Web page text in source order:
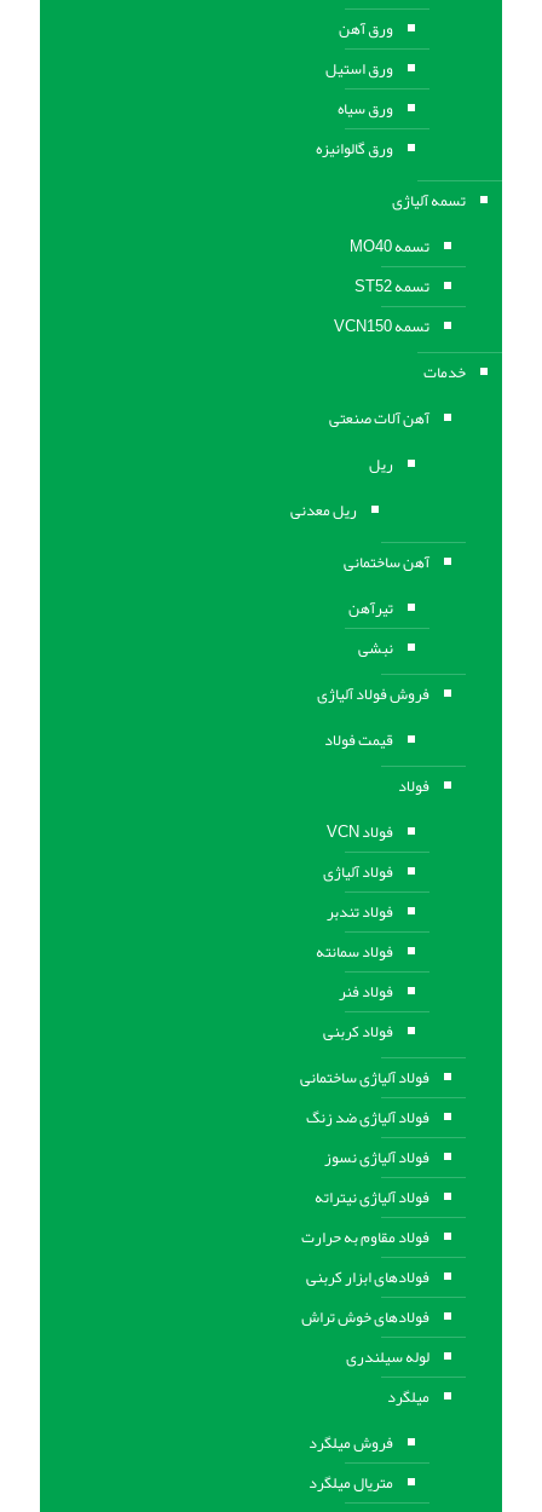
ورق آهن
ورق استیل
ورق سیاه
ورق گالوانیزه
تسمه آلیاژی
تسمه MO40
تسمه ST52
تسمه VCN150
خدمات
آهن آلات صنعتی
ریل
ریل معدنی
آهن ساختمانی
تیرآهن
نبشی
فروش فولاد آلیاژی
قیمت فولاد
فولاد
فولاد VCN
فولاد آلیاژی
فولاد تندبر
فولاد سمانته
فولاد فنر
فولاد کربنی
فولاد آلیاژی ساختمانی
فولاد آلیاژی ضد زنگ
فولاد آلیاژی نسوز
فولاد آلیاژی نیتراته
فولاد مقاوم به حرارت
فولادهای ابزار کربنی
فولادهای خوش تراش
لوله سیلندری
میلگرد
فروش میلگرد
متریال میلگرد